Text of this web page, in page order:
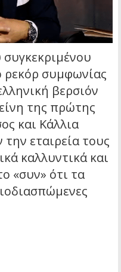
ρεκόρ συμφωνίας
βερσιόν
της πρώτης
και Κάλλια
εταιρεία τους
καλλυντικά και
«συν» ότι τα